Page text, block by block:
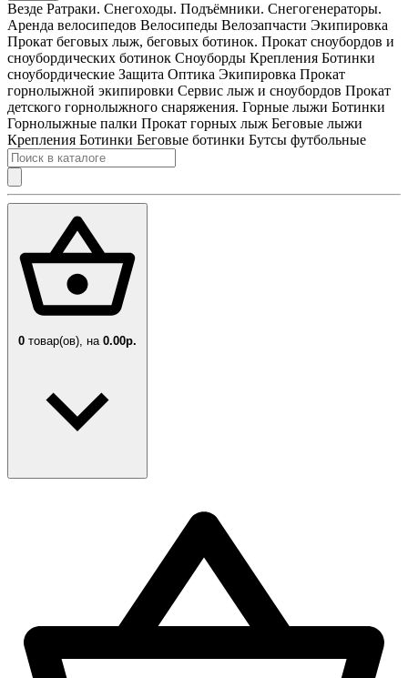
Везде Ратраки. Снегоходы. Подъёмники. Снегогенераторы.
Аренда велосипедов Велосипеды Велозапчасти Экипировка
Прокат беговых лыж, беговых ботинок. Прокат сноубордов и
сноубордических ботинок Сноуборды Крепления Ботинки
сноубордические Защита Оптика Экипировка Прокат
горнолыжной экипировки Сервис лыж и сноубордов Прокат
детского горнолыжного снаряжения. Горные лыжи Ботинки
Горнолыжные палки Прокат горных лыж Беговые лыжи
Крепления Ботинки Беговые ботинки Бутсы футбольные
0 товар(ов), на 0.00р.